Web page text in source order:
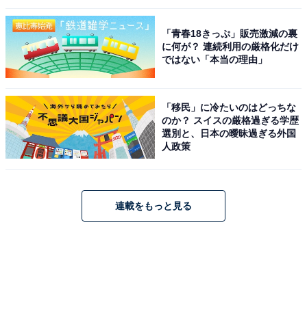
こちらもおすすめ
「老後に住みたい」と思う山口県の市ランキン
グ！ 2位「山口市」を抑えた1位は？ 【2025年
調査】
1 2
「青春18きっぷ」販売激減の裏
に何が？ 連続利用の厳格化だけ
ではない「本当の理由」
「移民」に冷たいのはどっちな
のか？ スイスの厳格過ぎる学歴
選別と、日本の曖昧過ぎる外国
人政策
連載をもっと見る